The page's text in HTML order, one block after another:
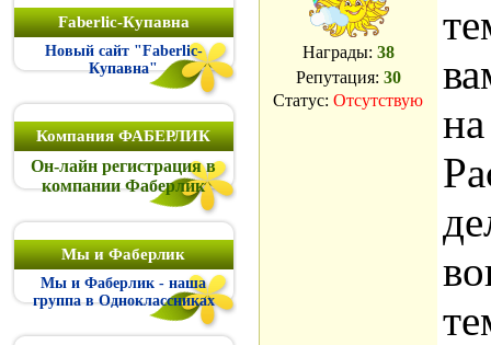
Faberlic-Купавна
Новый сайт "Faberlic-
Купавна"
Компания ФАБЕРЛИК
Он-лайн регистрация в
компании Фаберлик
Мы и Фаберлик
Мы и Фаберлик - наша
группа в Одноклассниках
Награды: 38
Репутация: 30
Статус:Отсутствую